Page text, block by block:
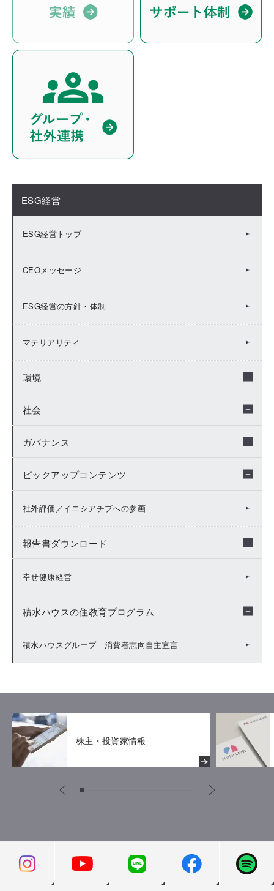
ESG経営
ESG経営トップ
CEOメッセージ
ESG経営の方針・体制
マテリアリティ
環境
環境トップ
環境マネジメント
脱炭素社会への貢献
脱炭素社会への貢献トップ
TCFD
生物多様性保全
生物多様性保全トップ
サーキュラーエコノミーに向けた取り組み
社会
社会トップ
人財価値の向上
キャリア自律支援
D&Iの推進
お客様への取り組み
労働安全衛生
サプライチェーン・マネジメント
ガバナンス
ガバナンストップ
ESGガバナンス
人権の尊重
ピックアップコンテンツ
ピックアップコンテンツ トップ
社外評価／イニシアチブへの参画
報告書ダウンロード
Value Report
ESG Fact Book / Data Book
報告書ダウンロード（アーカイブ）
幸せ健康経営
積水ハウスの住教育プログラム
幸せ住まい学習
積水ハウスグループ 消費者志向自主宣言
株主・投資家情報